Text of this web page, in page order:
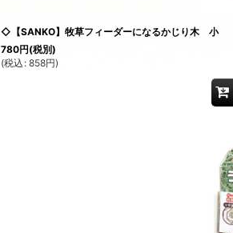
◇【SANKO】牧草フィーダーになるかじり木 小
780円(税別)
(税込 : 858円)